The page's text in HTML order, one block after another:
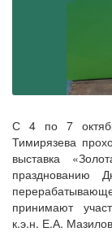
С 4 по 7
Тимирязева
выставка
празднованию
принимают
к.э.н. Е.А.